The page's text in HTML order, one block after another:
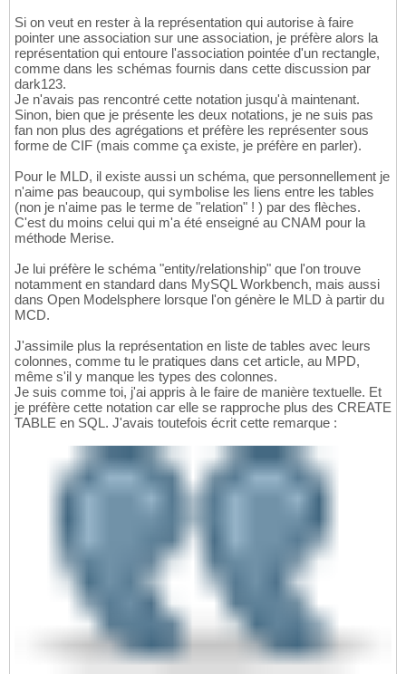
Si on veut en rester à la représentation qui autorise à faire
pointer une association sur une association, je préfère alors la
représentation qui entoure l'association pointée d'un rectangle,
comme dans les schémas fournis dans cette discussion par
dark123.
Je n'avais pas rencontré cette notation jusqu'à maintenant.
Sinon, bien que je présente les deux notations, je ne suis pas
fan non plus des agrégations et préfère les représenter sous
forme de CIF (mais comme ça existe, je préfère en parler).
Pour le MLD, il existe aussi un schéma, que personnellement je
n'aime pas beaucoup, qui symbolise les liens entre les tables
(non je n'aime pas le terme de "relation" ! ) par des flèches.
C'est du moins celui qui m'a été enseigné au CNAM pour la
méthode Merise.
Je lui préfère le schéma "entity/relationship" que l'on trouve
notamment en standard dans MySQL Workbench, mais aussi
dans Open Modelsphere lorsque l'on génère le MLD à partir du
MCD.
J'assimile plus la représentation en liste de tables avec leurs
colonnes, comme tu le pratiques dans cet article, au MPD,
même s'il y manque les types des colonnes.
Je suis comme toi, j'ai appris à le faire de manière textuelle. Et
je préfère cette notation car elle se rapproche plus des CREATE
TABLE en SQL. J'avais toutefois écrit cette remarque :